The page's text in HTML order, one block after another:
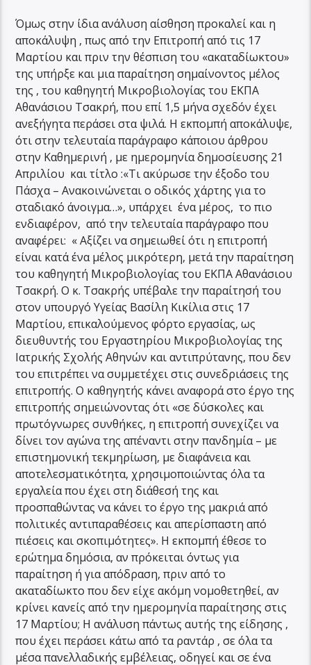
Όμως στην ίδια ανάλυση αίσθηση προκαλεί και η
αποκάλυψη , πως από την Επιτροπή από τις 17
Μαρτίου και πριν την θέσπιση του «ακαταδίωκτου»
της υπήρξε και μια παραίτηση σημαίνοντος μέλος
της , του καθηγητή Μικροβιολογίας του ΕΚΠΑ
Αθανάσιου Τσακρή, που επί 1,5 μήνα σχεδόν έχει
ανεξήγητα περάσει στα ψιλά. Η εκπομπή αποκάλυψε,
ότι στην τελευταία παράγραφο κάποιου άρθρου
στην Καθημερινή , με ημερομηνία δημοσίευσης 21
Απριλίου και τίτλο :«Τι ακύρωσε την έξοδο του
Πάσχα – Ανακοινώνεται ο οδικός χάρτης για το
σταδιακό άνοιγμα…», υπάρχει ένα μέρος, το πιο
ενδιαφέρον, από την τελευταία παράγραφο που
αναφέρει: « Αξίζει να σημειωθεί ότι η επιτροπή
είναι κατά ένα μέλος μικρότερη, μετά την παραίτηση
του καθηγητή Μικροβιολογίας του ΕΚΠΑ Αθανάσιου
Τσακρή. Ο κ. Τσακρής υπέβαλε την παραίτησή του
στον υπουργό Υγείας Βασίλη Κικίλια στις 17
Μαρτίου, επικαλούμενος φόρτο εργασίας, ως
διευθυντής του Εργαστηρίου Μικροβιολογίας της
Ιατρικής Σχολής Αθηνών και αντιπρύτανης, που δεν
του επιτρέπει να συμμετέχει στις συνεδριάσεις της
επιτροπής. Ο καθηγητής κάνει αναφορά στο έργο της
επιτροπής σημειώνοντας ότι «σε δύσκολες και
πρωτόγνωρες συνθήκες, η επιτροπή συνεχίζει να
δίνει τον αγώνα της απέναντι στην πανδημία – με
επιστημονική τεκμηρίωση, με διαφάνεια και
αποτελεσματικότητα, χρησιμοποιώντας όλα τα
εργαλεία που έχει στη διάθεσή της και
προσπαθώντας να κάνει το έργο της μακριά από
πολιτικές αντιπαραθέσεις και απερίσπαστη από
πιέσεις και σκοπιμότητες». Η εκπομπή έθεσε το
ερώτημα δημόσια, αν πρόκειται όντως για
παραίτηση ή για απόδραση, πριν από το
ακαταδίωκτο που δεν είχε ακόμη νομοθετηθεί, αν
κρίνει κανείς από την ημερομηνία παραίτησης στις
17 Μαρτίου; Η ανάλυση πάντως αυτής της είδησης ,
που έχει περάσει κάτω από τα ραντάρ , σε όλα τα
μέσα πανελλαδικής εμβέλειας, οδηγεί και σε ένα